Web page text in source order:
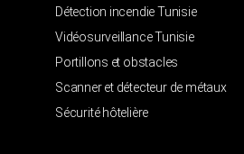
Détection incendie Tunisie
Vidéosurveillance Tunisie
Portillons et obstacles
Scanner et détecteur de métaux
Sécurité hôtelière